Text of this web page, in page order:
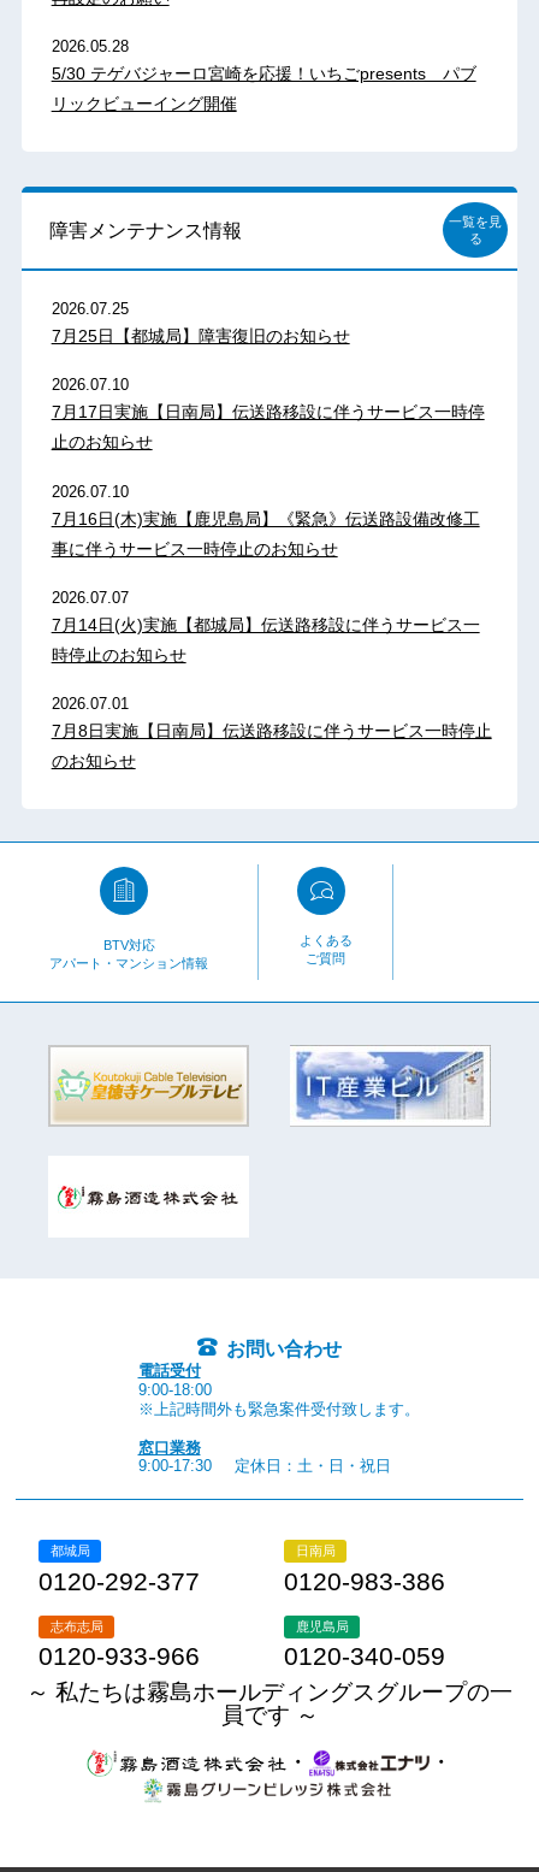
2026.05.28
5/30 テゲバジャーロ宮崎を応援！いちごpresents パブ
リックビューイング開催
障害メンテナンス情報
一覧を見
る
2026.07.25
7月25日【都城局】障害復旧のお知らせ
2026.07.10
7月17日実施【日南局】伝送路移設に伴うサービス一時停
止のお知らせ
2026.07.10
7月16日(木)実施【鹿児島局】《緊急》伝送路設備改修工
事に伴うサービス一時停止のお知らせ
2026.07.07
7月14日(火)実施【都城局】伝送路移設に伴うサービス一
時停止のお知らせ
2026.07.01
7月8日実施【日南局】伝送路移設に伴うサービス一時停止
のお知らせ
BTV対応
アパート・マンション情報
よくある
ご質問
お問い合わせ
電話受付
9:00-18:00
※上記時間外も緊急案件受付致します。
窓口業務
9:00-17:30
定休日：土・日・祝日
都城局
0120-292-377
日南局
0120-983-386
志布志局
0120-933-966
鹿児島局
0120-340-059
～ 私たちは霧島ホールディングスグループの一
員です ～
・
・